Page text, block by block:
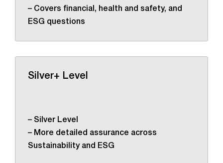
– Covers financial, health and safety, and
ESG questions
Silver+ Level
– Silver Level
– More detailed assurance across
Sustainability and ESG